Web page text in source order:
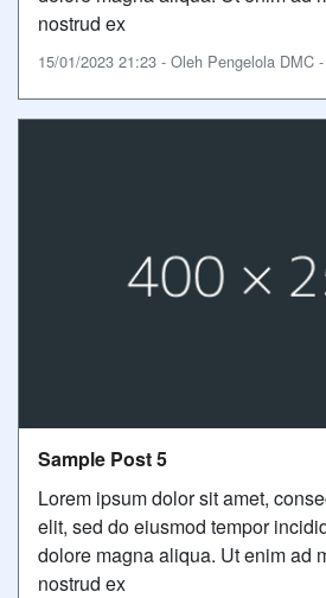
nostrud ex
15/01/2023 21:23 - Oleh Pengelola DMC
Sample Post 5
Lorem ipsum dolor sit amet,
elit, sed do eiusmod tempor
dolore magna aliqua. Ut enim ad
nostrud ex